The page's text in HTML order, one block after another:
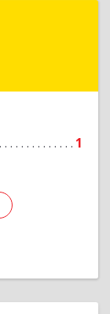
1
Подробнее